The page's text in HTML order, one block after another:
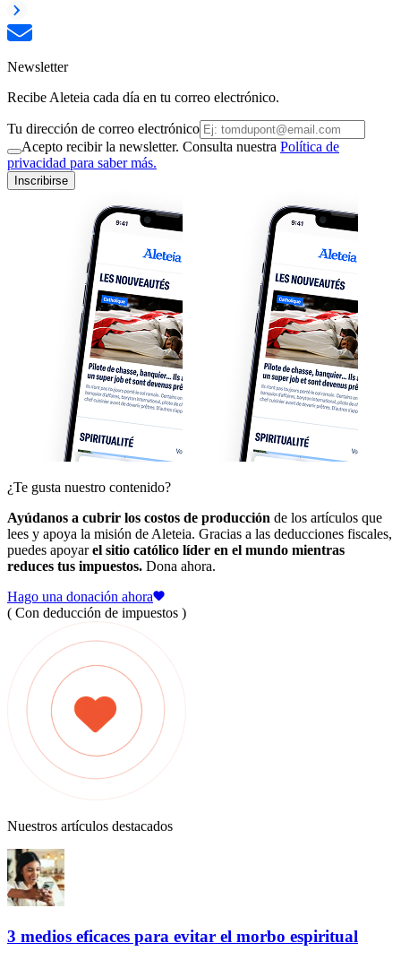
Newsletter
Recibe Aleteia cada día en tu correo electrónico.
Tu dirección de correo electrónico
Acepto recibir la newsletter. Consulta nuestra Política de
privacidad para saber más.
Inscribirse
¿Te gusta nuestro contenido?
Ayúdanos a cubrir los costos de producción de los artículos que
lees y apoya la misión de Aleteia. Gracias a las deducciones fiscales,
puedes apoyarel sitio católico líder en el mundo mientras
reduces tus impuestos. Dona ahora.
Hago una donación ahora
( Con deducción de impuestos )
Nuestros artículos destacados
3 medios eficaces para evitar el morbo espiritual